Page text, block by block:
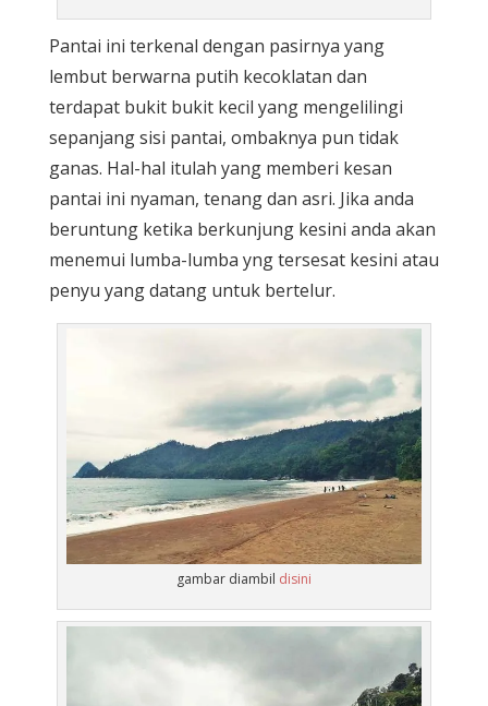
Pantai ini terkenal dengan pasirnya yang
lembut berwarna putih kecoklatan dan
terdapat bukit bukit kecil yang mengelilingi
sepanjang sisi pantai, ombaknya pun tidak
ganas. Hal-hal itulah yang memberi kesan
pantai ini nyaman, tenang dan asri. Jika anda
beruntung ketika berkunjung kesini anda akan
menemui lumba-lumba yng tersesat kesini atau
penyu yang datang untuk bertelur.
gambar diambil disini